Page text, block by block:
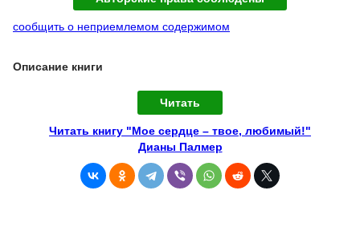
сообщить о неприемлемом содержимом
Описание книги
Читать
Читать книгу "Мое сердце – твое, любимый!"
Дианы Палмер